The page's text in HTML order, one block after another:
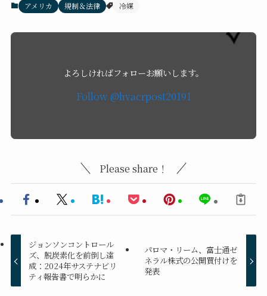
アメリカ 規制＆法律 冷媒
よろしければフォローお願いします。
Follow @hvacrpost20191
Please share！
ジョンソンコントロール
ズ、脱炭素化を前倒し達
成：2024年サステナビリ
ティ報告書で明らかに
パロマ・リーム、富士通ゼ
ネラル株式の公開買付けを
発表